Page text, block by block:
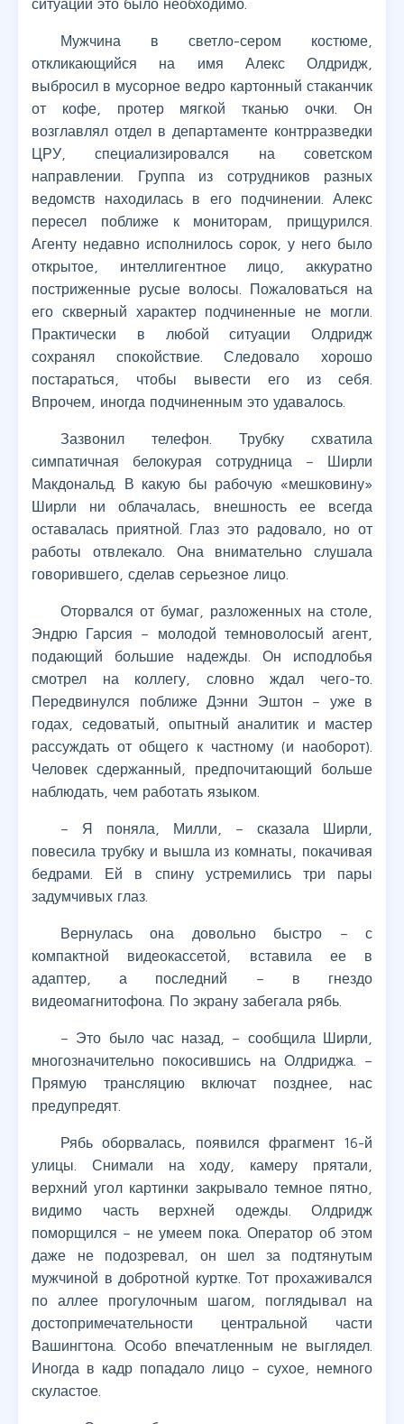
ситуации это было необходимо.
Мужчина в светло-сером костюме,
откликающийся на имя Алекс Олдридж,
выбросил в мусорное ведро картонный стаканчик
от кофе, протер мягкой тканью очки. Он
возглавлял отдел в департаменте контрразведки
ЦРУ, специализировался на советском
направлении. Группа из сотрудников разных
ведомств находилась в его подчинении. Алекс
пересел поближе к мониторам, прищурился.
Агенту недавно исполнилось сорок, у него было
открытое, интеллигентное лицо, аккуратно
постриженные русые волосы. Пожаловаться на
его скверный характер подчиненные не могли.
Практически в любой ситуации Олдридж
сохранял спокойствие. Следовало хорошо
постараться, чтобы вывести его из себя.
Впрочем, иногда подчиненным это удавалось.
Зазвонил телефон. Трубку схватила
симпатичная белокурая сотрудница – Ширли
Макдональд. В какую бы рабочую «мешковину»
Ширли ни облачалась, внешность ее всегда
оставалась приятной. Глаз это радовало, но от
работы отвлекало. Она внимательно слушала
говорившего, сделав серьезное лицо.
Оторвался от бумаг, разложенных на столе,
Эндрю Гарсия – молодой темноволосый агент,
подающий большие надежды. Он исподлобья
смотрел на коллегу, словно ждал чего-то.
Передвинулся поближе Дэнни Эштон – уже в
годах, седоватый, опытный аналитик и мастер
рассуждать от общего к частному (и наоборот).
Человек сдержанный, предпочитающий больше
наблюдать, чем работать языком.
– Я поняла, Милли, – сказала Ширли,
повесила трубку и вышла из комнаты, покачивая
бедрами. Ей в спину устремились три пары
задумчивых глаз.
Вернулась она довольно быстро – с
компактной видеокассетой, вставила ее в
адаптер, а последний – в гнездо
видеомагнитофона. По экрану забегала рябь.
– Это было час назад, – сообщила Ширли,
многозначительно покосившись на Олдриджа. –
Прямую трансляцию включат позднее, нас
предупредят.
Рябь оборвалась, появился фрагмент 16-й
улицы. Снимали на ходу, камеру прятали,
верхний угол картинки закрывало темное пятно,
видимо часть верхней одежды. Олдридж
поморщился – не умеем пока. Оператор об этом
даже не подозревал, он шел за подтянутым
мужчиной в добротной куртке. Тот прохаживался
по аллее прогулочным шагом, поглядывал на
достопримечательности центральной части
Вашингтона. Особо впечатленным не выглядел.
Иногда в кадр попадало лицо – сухое, немного
скуластое.